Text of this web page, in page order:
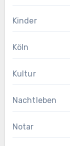
Kinder
Köln
Kultur
Nachtleben
Notar